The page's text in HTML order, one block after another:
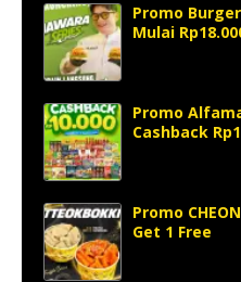
Promo
Mulai
Promo
Cashback
Promo
Get 1 Free